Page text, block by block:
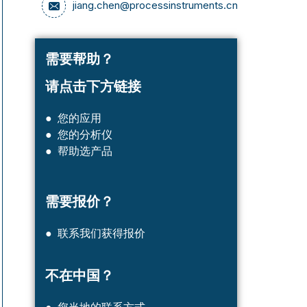
jiang.chen@processinstruments.cn
需要帮助？
请点击下方链接
● 您的应用
● 您的分析仪
● 帮助选产品
需要报价？
● 联系我们获得报价
不在中国？